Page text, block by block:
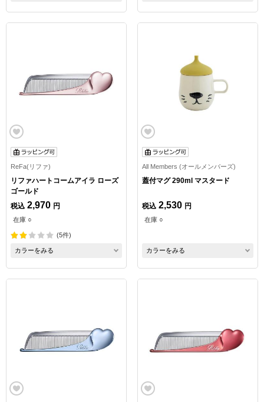
ReFa(リファ)
リファハートコームアイラ ローズ
ゴールド
税込 2,970 円
在庫 ○
(5件)
カラーをみる
All Members (オールメンバーズ)
蓋付マグ 290ml マスタード
税込 2,530 円
在庫 ○
カラーをみる